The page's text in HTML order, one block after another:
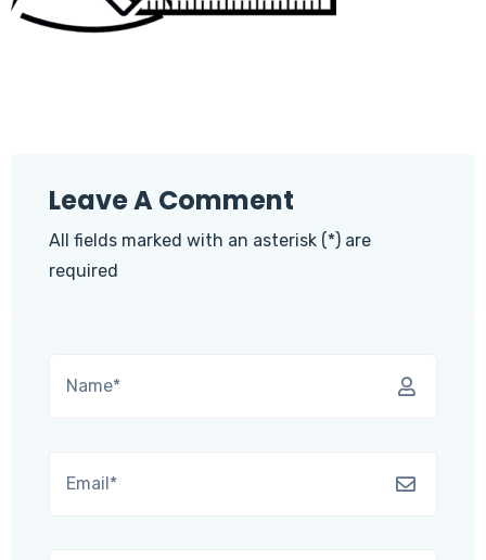
Leave A Comment
All fields marked with an asterisk (*) are
required